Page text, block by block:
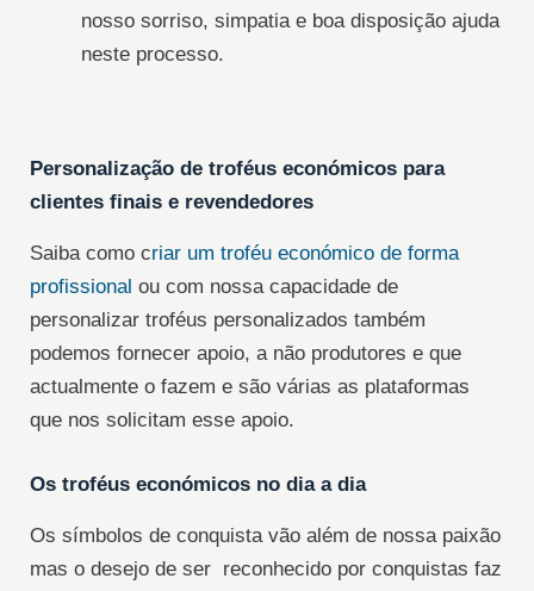
nosso sorriso, simpatia e boa disposição ajuda
neste processo.
Personalização de troféus económicos para
clientes finais e revendedores
Saiba como criar um troféu económico de forma
profissional ou com nossa capacidade de
personalizar troféus personalizados também
podemos fornecer apoio, a não produtores e que
actualmente o fazem e são várias as plataformas
que nos solicitam esse apoio.
Os troféus económicos no dia a dia
Os símbolos de conquista vão além de nossa paixão
mas o desejo de ser reconhecido por conquistas faz